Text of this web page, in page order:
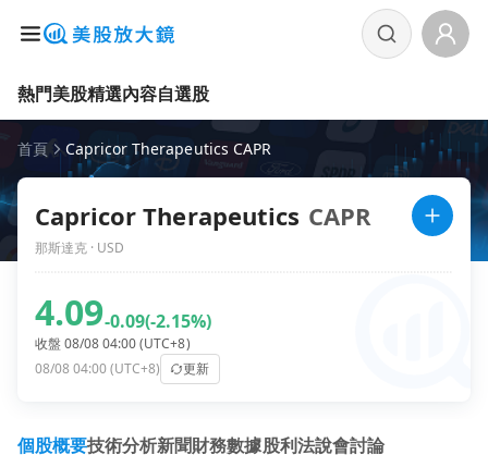
熱門美股精選內容自選股
首頁 Capricor Therapeutics CAPR
Capricor Therapeutics CAPR
那斯達克 · USD
4.09-0.09(-2.15%)
收盤 08/08 04:00 (UTC+8)
08/08 04:00 (UTC+8)
更新
個股概要技術分析新聞財務數據股利法說會討論